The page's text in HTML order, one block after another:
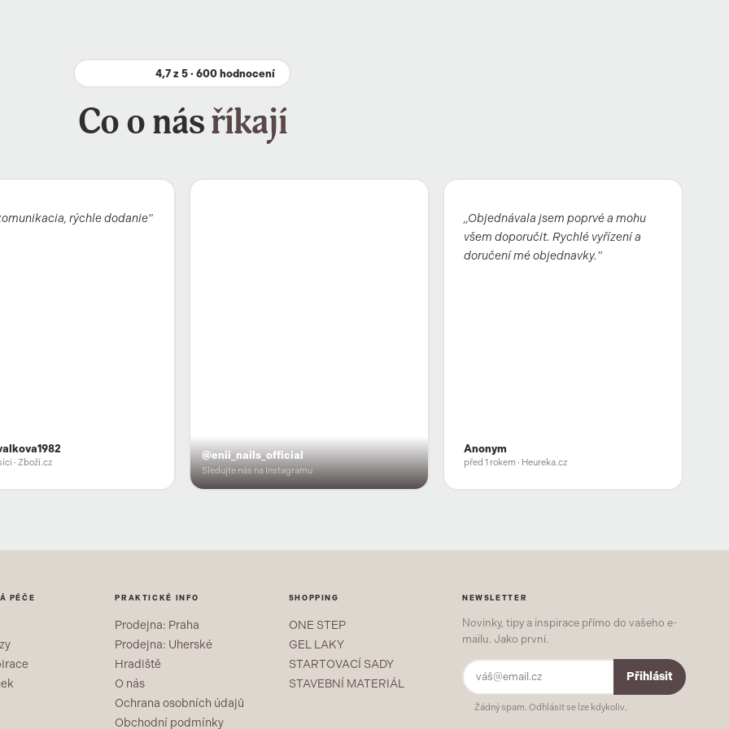
4,7 z 5 · 600 hodnocení
Co o násříkají
rýchle dodanie"
· Zboží.cz
@enii_nails_official
Sledujte nás na Instagramu
„Objednávala jsem poprvé a mohu
všem doporučit. Rychlé vyřízení a
doručení mé objednavky."
Anonym
před 1 rokem · Heureka.cz
PÉČE PRAKTICKÉ INFO
Prodejna: Praha
Prodejna: Uherské
Hradiště
O nás
Ochrana osobních údajů
Obchodní podmínky
SHOPPING
ONE STEP
GEL LAKY
STARTOVACÍ SADY
STAVEBNÍ MATERIÁL
NEWSLETTER
Novinky, tipy a inspirace přímo do vašeho e-
mailu. Jako první.
Přihlásit
Žádný spam. Odhlásit se lze kdykoliv.